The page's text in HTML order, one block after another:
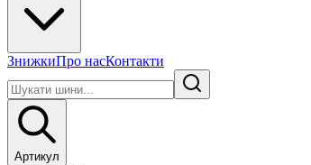
ЗнижкиПро насКонтакти
Артикул